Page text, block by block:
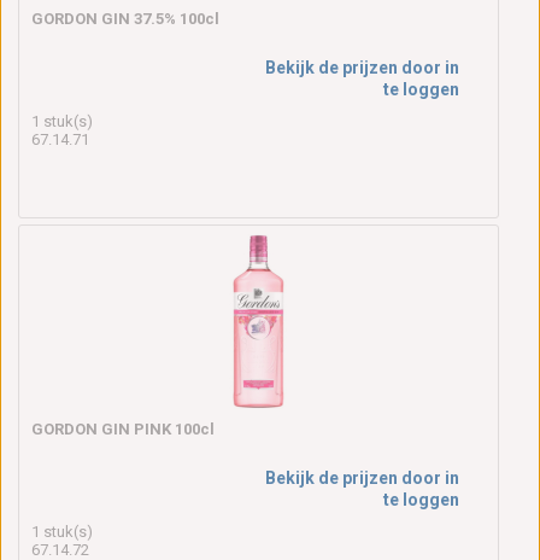
GORDON GIN 37.5% 100cl
1 stuk(s)
67.14.71
Bekijk de prijzen door in
te loggen
GORDON GIN PINK 100cl
1 stuk(s)
67.14.72
Bekijk de prijzen door in
te loggen